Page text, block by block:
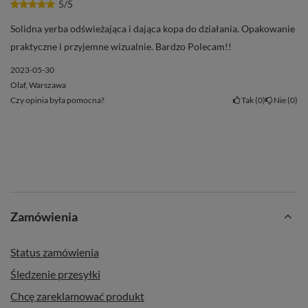
5/5
Solidna yerba odświeżająca i dająca kopa do działania. Opakowanie
praktyczne i przyjemne wizualnie. Bardzo Polecam!!
2023-05-30
Olaf, Warszawa
Czy opinia była pomocna?
Tak 0 Nie 0
Zamówienia
Status zamówienia
Śledzenie przesyłki
Chcę zareklamować produkt